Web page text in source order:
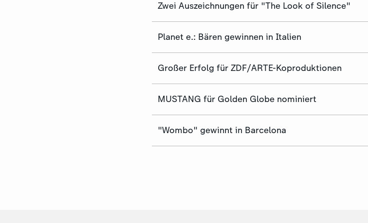
Zwei Auszeichnungen für "The Look of Silence"
Planet e.: Bären gewinnen in Italien
Großer Erfolg für ZDF/ARTE-Koproduktionen
MUSTANG für Golden Globe nominiert
"Wombo" gewinnt in Barcelona